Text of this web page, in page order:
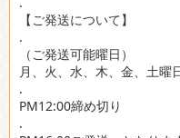
【ご発送について】
.
（ご発送可能曜日）
月、火、水、木、金、土曜
.
PM12:00締め切り
.